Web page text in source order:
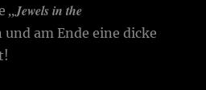
„Jewels in the
am Ende eine dicke